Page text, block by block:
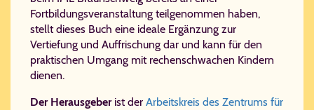
Fortbildungsveranstaltung teilgenommen haben,
stellt dieses Buch eine ideale Ergänzung zur
Vertiefung und Auffrischung dar und kann für den
praktischen Umgang mit rechenschwachen Kindern
dienen.
Der Herausgeber ist der Arbeitskreis des Zentrums für